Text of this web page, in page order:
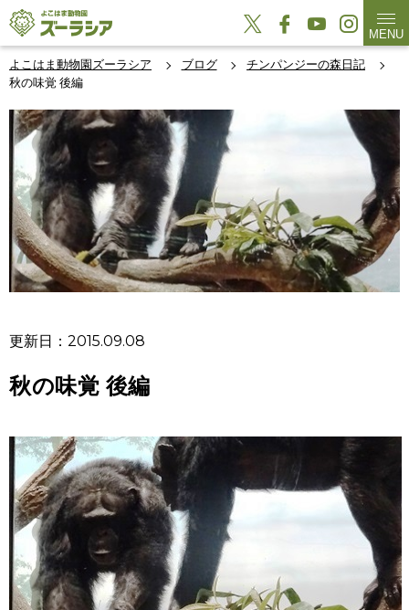
MENU
よこはま動物園ズーラシア ブログ
チンパンジーの森日記
秋の味覚 後編
更新日：2015.09.08
秋の味覚 後編